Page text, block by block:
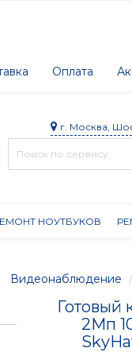
Оплата
г. Москва,
НОУТБУКОВ
Видеонаблюдение
Готовый
2Мп